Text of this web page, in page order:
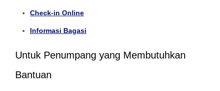
Check-in Online
Informasi Bagasi
Untuk Penumpang yang Membutuhkan
Bantuan